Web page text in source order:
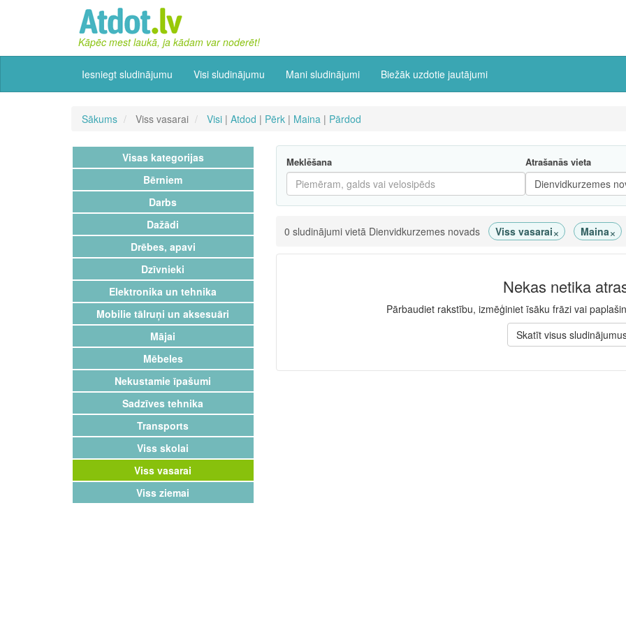
Kāpēc mest laukā, ja kādam var noderēt!
Iesniegt sludinājumu Visi sludinājumu Mani sludinājumi Biežāk uzdotie jautājumi
Sākums Viss vasarai Visi | Atdod | Pērk | Maina | Pārdod
Visas kategorijas
Bērniem
Darbs
Dažādi
Drēbes, apavi
Dzīvnieki
Elektronika un tehnika
Mobilie tālruņi un aksesuāri
Mājai
Mēbeles
Nekustamie īpašumi
Sadzīves tehnika
Transports
Viss skolai
Viss vasarai
Viss ziemai
Meklēšana Atrašanās vieta
0 sludinājumi vietā Dienvidkurzemes novads Viss vasarai× Maina×
Nekas netika
Pārbaudiet rakstību, izmēģiniet īsāku frāzi vai
Skatīt visus